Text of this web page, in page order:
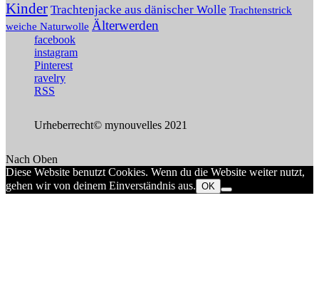
Kinder Trachtenjacke aus dänischer Wolle Trachtenstrick
weiche Naturwolle Älterwerden
facebook
instagram
Pinterest
ravelry
RSS
Urheberrecht© mynouvelles 2021
Nach Oben
Diese Website benutzt Cookies. Wenn du die Website weiter nutzt,
gehen wir von deinem Einverständnis aus. OK